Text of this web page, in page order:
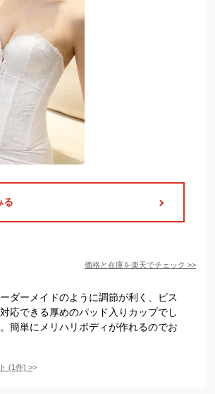
る
価格と在庫を楽天でチェック >>
ダーメイドのように調節が利く、ビス
応できる厚めのパッド入りカップでし
簡単にメリハリボディが作れるのでお
(1件) >